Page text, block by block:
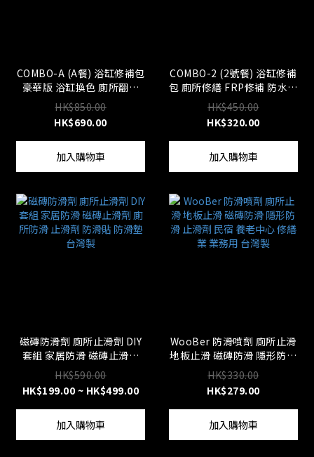
COMBO-A (A餐) 浴缸修補包
豪華版 浴缸換色 廁所翻新
FRP修補 防水 強化 台灣製
HK$850.00
HK$690.00
加入購物車
COMBO-2 (2號餐) 浴缸修補
包 廁所修繕 FRP修補 防水強
化補漏 附教學影片 台灣製
HK$450.00
HK$320.00
加入購物車
磁磚防滑劑 廁所止滑劑 DIY
套組 家居防滑 磁磚止滑劑
廁所防滑 止滑劑 防滑貼 防
滑墊 台灣製
HK$590.00
HK$199.00 ~ HK$499.00
加入購物車
WooBer 防滑噴劑 廁所止滑
地板止滑 磁磚防滑 隱形防滑
止滑劑 民宿 養老中心 修繕
業 業務用 台灣製
HK$330.00
HK$279.00
加入購物車